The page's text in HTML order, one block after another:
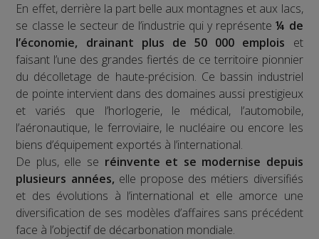
En effet, derrière la part belle aux montagnes et aux lacs,
se classe le secteur de l’industrie qui y représente¼ de
l’économie, drainant plus de 50 000 emplois et
faisant l’une des grandes fiertés de ce territoire pionnier
du décolletage de haute-précision. Ce bassin industriel
de pointe intervient dans des domaines aussi prestigieux
et variés que l’horlogerie, le médical, l’automobile,
l’aéronautique, le ferroviaire, le nucléaire ou encore les
biens d’équipement exportés à l’international.
De plus, elle se réinvente et se modernise depuis
plusieurs années, elle propose des métiers diversifiés
et des évolutions à l’international et elle amorce une
diversification de ses modèles d’affaires sans précédent
face à l’objectif de décarbonation mondiale.